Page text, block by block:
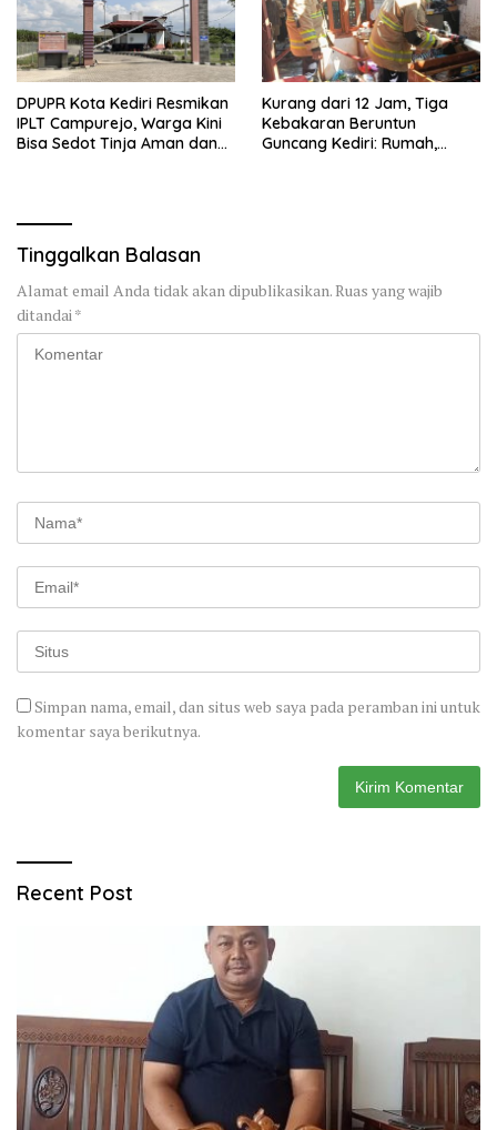
DPUPR Kota Kediri Resmikan
IPLT Campurejo, Warga Kini
Bisa Sedot Tinja Aman dan
Kurang dari 12 Jam, Tiga
Kebakaran Beruntun
Guncang Kediri: Rumah,
Tinggalkan Balasan
Alamat email Anda tidak akan dipublikasikan.Ruas yang wajib
ditandai*
Simpan nama, email, dan situs web saya pada peramban ini untuk
komentar saya berikutnya.
Recent Post